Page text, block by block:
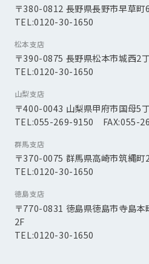
〒380-0812 長野県長野市早草町
TEL:0120-30-1650
松本支店
〒390-0875 長野県松本市城西2
TEL:0120-30-1650
山梨支店
〒400-0043 山梨県甲府市国母5
TEL:055-269-9150 FAX:055-
群馬支店
〒370-0075 群馬県高崎市筑縄町
TEL:0120-30-1650
徳島支店
〒770-0831 徳島県徳島市寺島
2F
TEL:0120-30-1650